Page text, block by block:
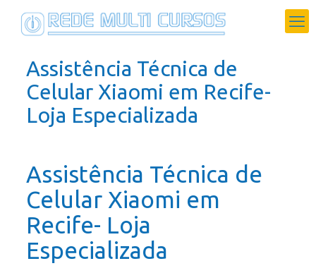
Assistência Técnica de
Celular Xiaomi em Recife-
Loja Especializada
Assistência Técnica de
Celular Xiaomi em
Recife- Loja
Especializada